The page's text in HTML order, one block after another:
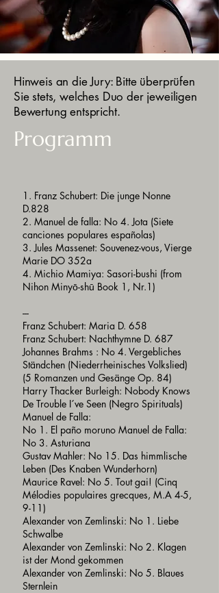
Hinweis an die Jury: Bitte überprüfen
Sie stets, welches Duo der jeweiligen
Bewertung entspricht.
Programm
1. Franz Schubert: Die junge Nonne
D.828
2. Manuel de falla: No 4. Jota (Siete
canciones populares españolas)
3. Jules Massenet: Souvenez-vous, Vierge
Marie DO 352a
4. Michio Mamiya: Sasori-bushi (from
Nihon Minyō-shū Book 1, Nr.1)
---
Franz Schubert: Maria D. 658
Franz Schubert: Nachthymne D. 687
Johannes Brahms : No 4. Vergebliches
Ständchen (Niederrheinisches Volkslied)
(5 Romanzen und Gesänge Op. 84)
Harry Thacker Burleigh: Nobody Knows
De Trouble I´ve Seen (Negro Spirituals)
Manuel de Falla:
No 1. El paño moruno Manuel de Falla:
No 3. Asturiana
Gustav Mahler: No 15. Das himmlische
Leben (Des Knaben Wunderhorn)
Maurice Ravel: No 5. Tout gai! (Cinq
Mélodies populaires grecques, M.A 4-5,
9-11)
Alexander von Zemlinski: No 1. Liebe
Schwalbe
Alexander von Zemlinski: No 2. Klagen
ist der Mond gekommen
Alexander von Zemlinski: No 5. Blaues
Sternlein